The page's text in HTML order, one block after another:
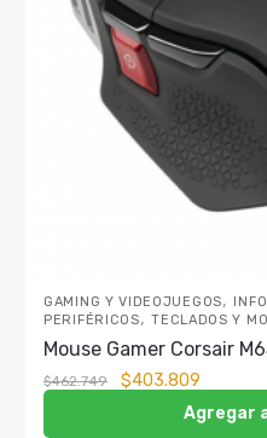
GAMING Y VIDEOJUEGOS,
PERIFÉRICOS,TECLADOS Y
Mouse Gamer Corsair
$462.749 $403.809
Agregar